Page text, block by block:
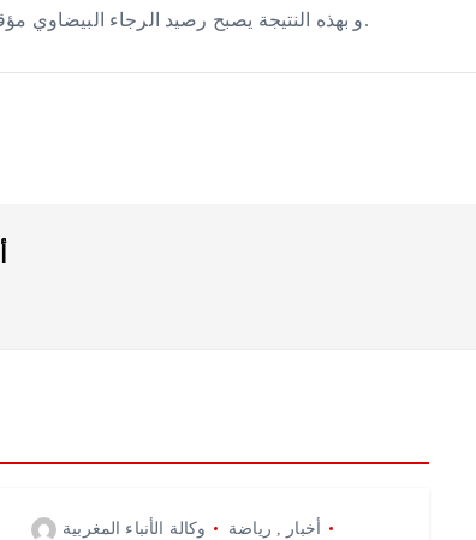
و بهذه النتيجة يصبح رصيد الرجاء البيضاوي مؤقتا 9 نقاط متصدرا الترتيب للبطولة الوطنية.
وكالة الأنباء المغربية أخبار , رياضة